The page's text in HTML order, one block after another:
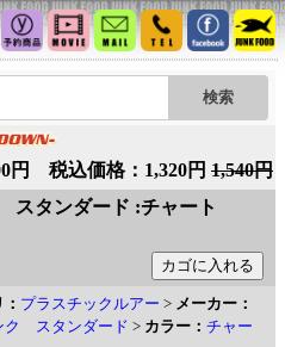
円 税込価格：1,320円 1,540円
スタンダード :チャート
プラスチックルアー > メーカー：
ク スタンダード > カラー： チャー